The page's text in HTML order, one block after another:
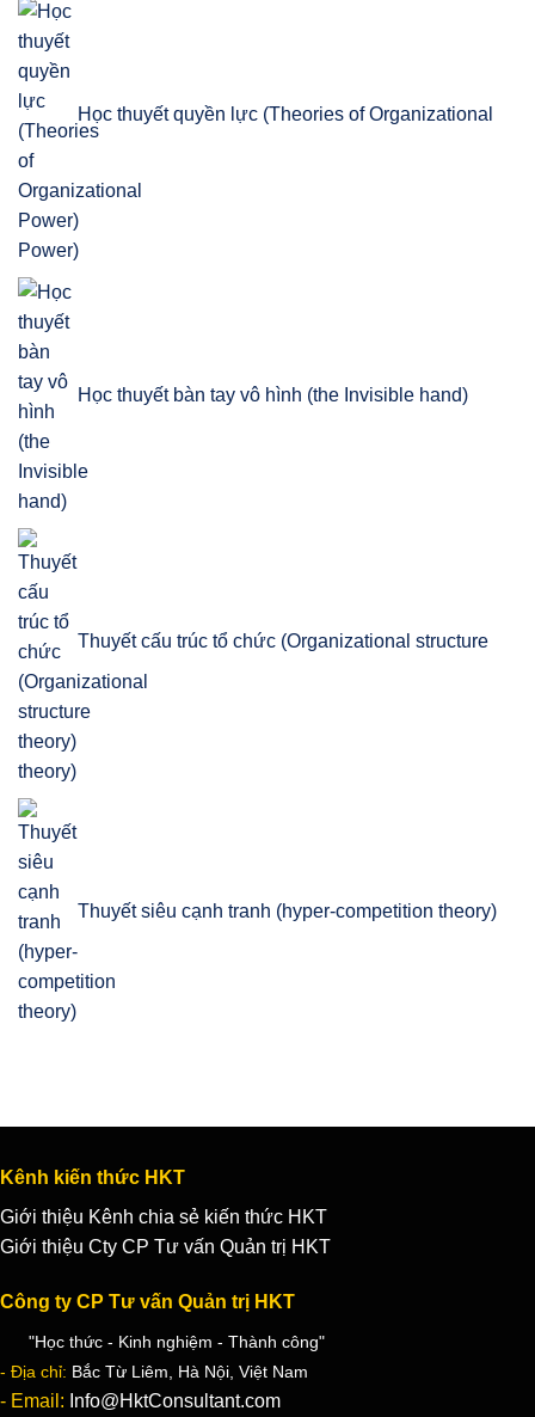
Học thuyết quyền lực (Theories of Organizational
Power)
Học thuyết bàn tay vô hình (the Invisible hand)
Thuyết cấu trúc tổ chức (Organizational structure
theory)
Thuyết siêu cạnh tranh (hyper-competition theory)
Kênh kiến thức HKT
Giới thiệu Kênh chia sẻ kiến thức HKT
Giới thiệu Cty CP Tư vấn Quản trị HKT
Công ty CP Tư vấn Quản trị HKT
"Học thức - Kinh nghiệm - Thành công"
- Địa chỉ: Bắc Từ Liêm, Hà Nội, Việt Nam
- Email: Info@HktConsultant.com